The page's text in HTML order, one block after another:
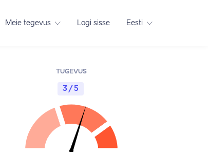
Meie tegevus Logi sisse Eesti
TUGEVUS
3 / 5